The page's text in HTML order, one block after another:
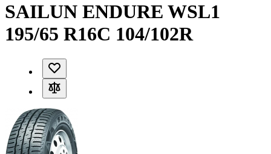
SAILUN ENDURE WSL1
195/65 R16C 104/102R